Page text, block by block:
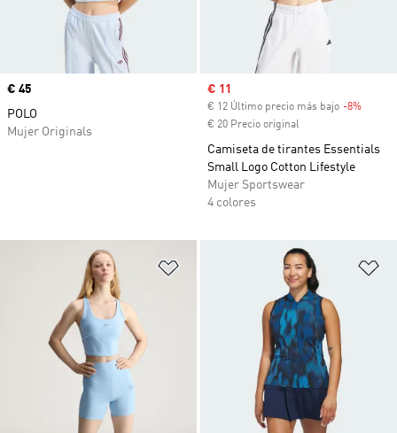
Precio
€ 45
POLO
Mujer Originals
Precio de venta
€ 11
€ 12 Último precio más bajo -8%
€ 20 Precio original
Camiseta de tirantes Essentials
Small Logo Cotton Lifestyle
Mujer Sportswear
4 colores
Añadir a la lista de deseos